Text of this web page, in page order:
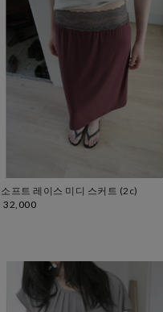
소프트 레이스 미디 스커트 (2c)
32,000